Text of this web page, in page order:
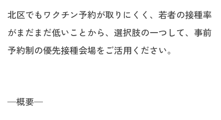
北区でもワクチン予約が取りにくく、若者の接種率
がまだまだ低いことから、選択肢の一つして、事前
予約制の優先接種会場をご活用ください。
—概要—